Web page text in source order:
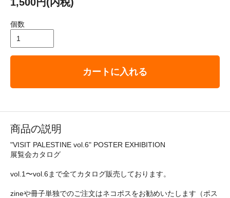
個数
カートに入れる
商品の説明
"VISIT PALESTINE vol.6" POSTER EXHIBITION
展覧会カタログ
vol.1〜vol.6まで全てカタログ販売しております。
zineや冊子単独でのご注文はネコポスをお勧めいたします（ポス